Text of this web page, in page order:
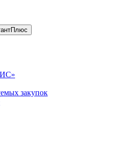
закупок